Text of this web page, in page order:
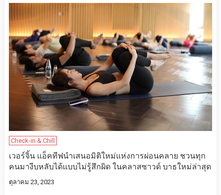
Check-in & Chill
เวอร์จิ้น แอ็คทีฟนำเสนอมิติใหม่แห่งการผ่อนคลาย ชวนทุก
คนมางีบหลับได้แบบไม่รู้สึกผิด ในคลาสซาวด์ บาธใหม่ล่าสุด
ตุลาคม 23, 2023